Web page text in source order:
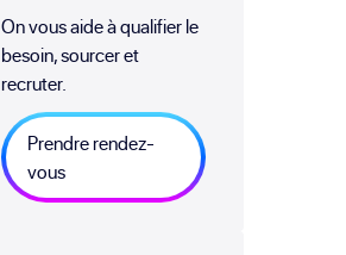
On vous aide à qualifier le
besoin, sourcer et
recruter.
Prendre rendez-
vous